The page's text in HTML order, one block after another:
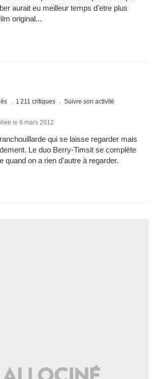
aurait eu meilleur temps d'etre plus
original...
1 211 critiques Suivre son activité
le 8 mars 2012
qui se laisse regarder mais
Le duo Berry-Timsit se complète
quand on a rien d'autre à regarder.